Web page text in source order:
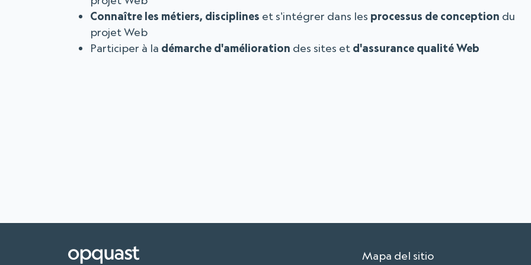
Connaître les métiers, disciplines et s'intégrer dans les processus de conception du
projet Web
Participer à la démarche d'amélioration des sites et d'assurance qualité Web
Mapa del sitio